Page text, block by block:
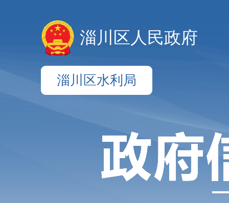
淄川区人民政府
淄川区水利局